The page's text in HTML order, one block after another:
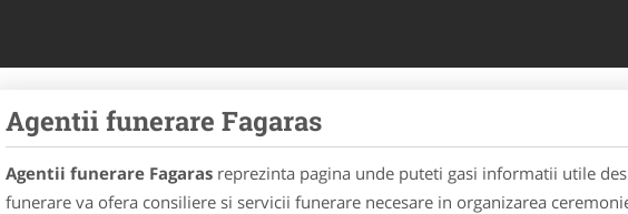
Agentii funerare Fagaras
Agentii funerare Fagarasreprezinta pagina unde puteti gasi informatii utile
funerare va ofera consiliere si servicii funerare necesare in organizarea